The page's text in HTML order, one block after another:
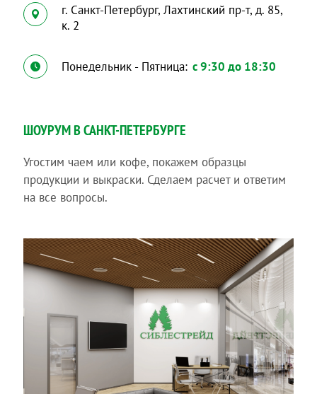
г. Санкт-Петербург, Лахтинский пр-т, д. 85,
к. 2
Понедельник - Пятница: с 9:30 до 18:30
ШОУРУМ В САНКТ-ПЕТЕРБУРГЕ
Угостим чаем или кофе, покажем образцы
продукции и выкраски. Сделаем расчет и ответим
на все вопросы.